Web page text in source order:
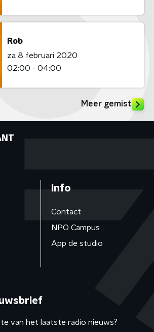
Rob
za 8 februari 2020
02:00 - 04:00
Meer gemist
Info
Contact
NPO Campus
App de studio
van het laatste radio nieuws?